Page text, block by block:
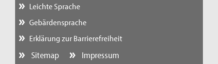
Leichte Sprache
Gebärdensprache
Erklärung zur Barrierefreiheit
Sitemap Impressum